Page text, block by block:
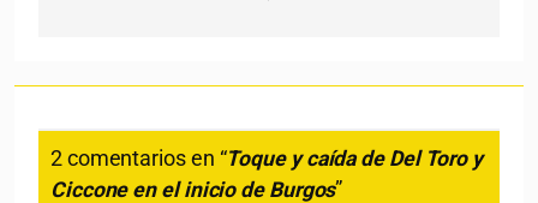
2 comentarios en “Toque y caída de Del Toro y
Ciccone en el inicio de Burgos”